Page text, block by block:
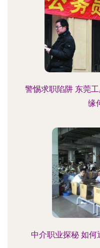
警惕求职陷阱 东莞
缘
中介职业探秘 如何